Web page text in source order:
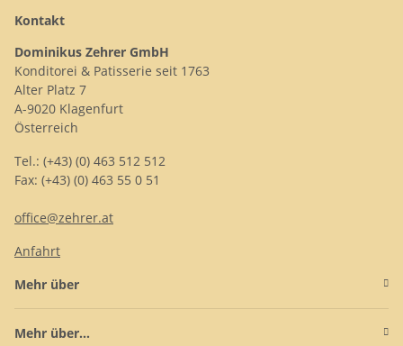
Kontakt
Dominikus Zehrer GmbH
Konditorei & Patisserie seit 1763
Alter Platz 7
A-9020 Klagenfurt
Österreich
Tel.: (+43) (0) 463 512 512
Fax: (+43) (0) 463 55 0 51
office@zehrer.at
Anfahrt
Mehr über
Mehr über...